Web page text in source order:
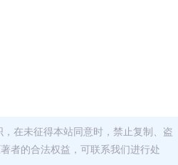
在未征得本站同意时，禁止复制、盗
者的合法权益，可联系我们进行处